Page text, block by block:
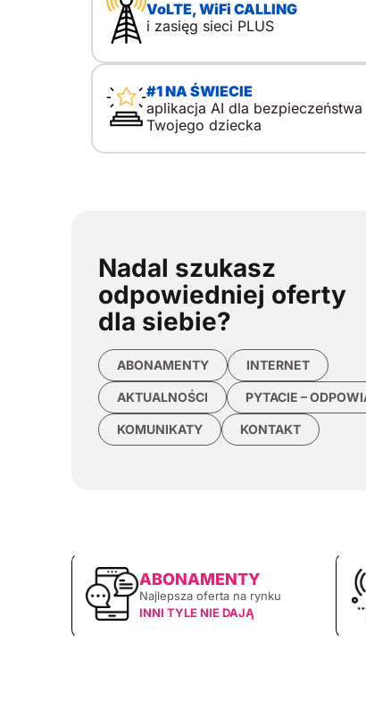
VoLTE, WiFi CALLING
i zasięg sieci PLUS
#1 NA ŚWIECIE
aplikacja AI dla bezpieczeństwa
Twojego dziecka
Nadal szukasz
odpowiedniej oferty
dla siebie?
ABONAMENTY INTERNET
AKTUALNOŚCI PYTACIE –
KOMUNIKATY KONTAKT
ABONAMENTY
Najlepsza oferta na rynku
INNI TYLE NIE DAJĄ